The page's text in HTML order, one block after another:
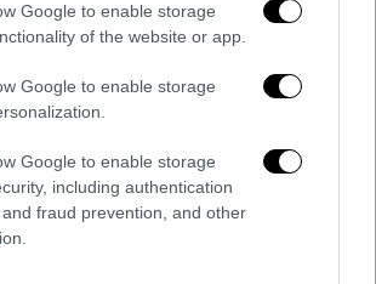
Google to enable storage
of the website or app.
Google to enable storage
Google to enable storage
including authentication
fraud prevention, and other
ύπνο έχοντας τον Τσάρο στο
όταν ξύπνησε έμαθε για τον
Σάλος με τις απάτες σε
Facebook και WhatsApp - Τις
ακριβά τα νοικοκυριά το
χρόνου για μισθωτήρια